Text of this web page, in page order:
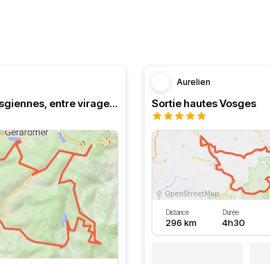
Les crêtres vosgiennes, entre virages et paysages...
Aurelien
Sortie hautes Vosges
Distance
296 km
Durée
4h30